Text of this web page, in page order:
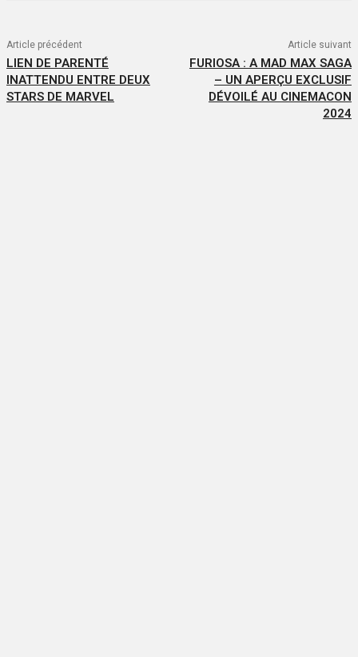
Article précédent
LIEN DE PARENTÉ
INATTENDU ENTRE DEUX
STARS DE MARVEL
Article suivant
FURIOSA : A MAD MAX SAGA
– UN APERÇU EXCLUSIF
DÉVOILÉ AU CINEMACON
2024